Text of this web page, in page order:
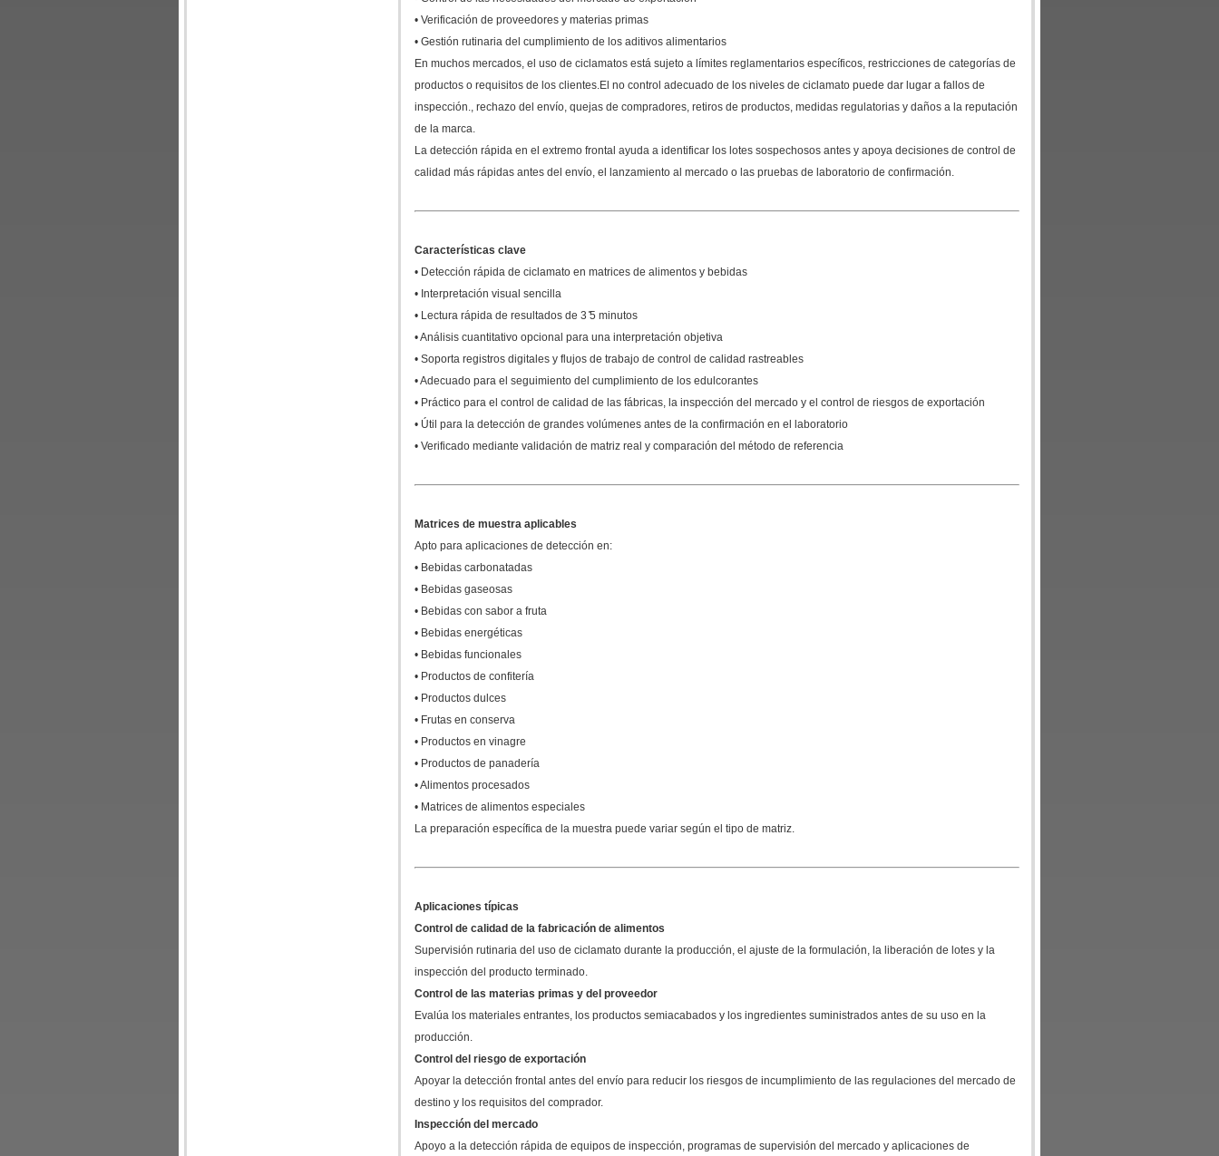
• Verificación de proveedores y materias primas
• Gestión rutinaria del cumplimiento de los aditivos alimentarios
En muchos mercados, el uso de ciclamatos está sujeto a límites reglamentarios específicos, restricciones de categorías de
productos o requisitos de los clientes.El no control adecuado de los niveles de ciclamato puede dar lugar a fallos de
inspección., rechazo del envío, quejas de compradores, retiros de productos, medidas regulatorias y daños a la reputación
de la marca.
La detección rápida en el extremo frontal ayuda a identificar los lotes sospechosos antes y apoya decisiones de control de
calidad más rápidas antes del envío, el lanzamiento al mercado o las pruebas de laboratorio de confirmación.
Características clave
• Detección rápida de ciclamato en matrices de alimentos y bebidas
• Interpretación visual sencilla
• Lectura rápida de resultados de 3 ̊5 minutos
• Análisis cuantitativo opcional para una interpretación objetiva
• Soporta registros digitales y flujos de trabajo de control de calidad rastreables
• Adecuado para el seguimiento del cumplimiento de los edulcorantes
• Práctico para el control de calidad de las fábricas, la inspección del mercado y el control de riesgos de exportación
• Útil para la detección de grandes volúmenes antes de la confirmación en el laboratorio
• Verificado mediante validación de matriz real y comparación del método de referencia
Matrices de muestra aplicables
Apto para aplicaciones de detección en:
• Bebidas carbonatadas
• Bebidas gaseosas
• Bebidas con sabor a fruta
• Bebidas energéticas
• Bebidas funcionales
• Productos de confitería
• Productos dulces
• Frutas en conserva
• Productos en vinagre
• Productos de panadería
• Alimentos procesados
• Matrices de alimentos especiales
La preparación específica de la muestra puede variar según el tipo de matriz.
Aplicaciones típicas
Control de calidad de la fabricación de alimentos
Supervisión rutinaria del uso de ciclamato durante la producción, el ajuste de la formulación, la liberación de lotes y la
inspección del producto terminado.
Control de las materias primas y del proveedor
Evalúa los materiales entrantes, los productos semiacabados y los ingredientes suministrados antes de su uso en la
producción.
Control del riesgo de exportación
Apoyar la detección frontal antes del envío para reducir los riesgos de incumplimiento de las regulaciones del mercado de
destino y los requisitos del comprador.
Inspección del mercado
Apoyo a la detección rápida de equipos de inspección, programas de supervisión del mercado y aplicaciones de